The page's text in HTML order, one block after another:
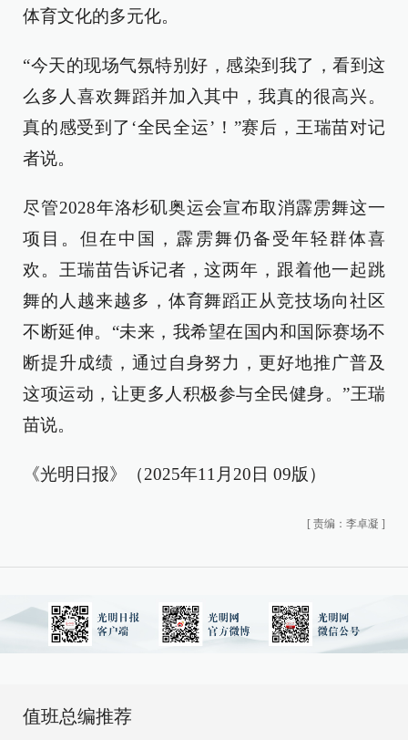
体育文化的多元化。
“今天的现场气氛特别好，感染到我了，看到这
么多人喜欢舞蹈并加入其中，我真的很高兴。
真的感受到了‘全民全运’！”赛后，王瑞苗对记
者说。
尽管2028年洛杉矶奥运会宣布取消霹雳舞这一
项目。但在中国，霹雳舞仍备受年轻群体喜
欢。王瑞苗告诉记者，这两年，跟着他一起跳
舞的人越来越多，体育舞蹈正从竞技场向社区
不断延伸。“未来，我希望在国内和国际赛场不
断提升成绩，通过自身努力，更好地推广普及
这项运动，让更多人积极参与全民健身。”王瑞
苗说。
《光明日报》（2025年11月20日 09版）
[ 责编：李卓凝 ]
值班总编推荐